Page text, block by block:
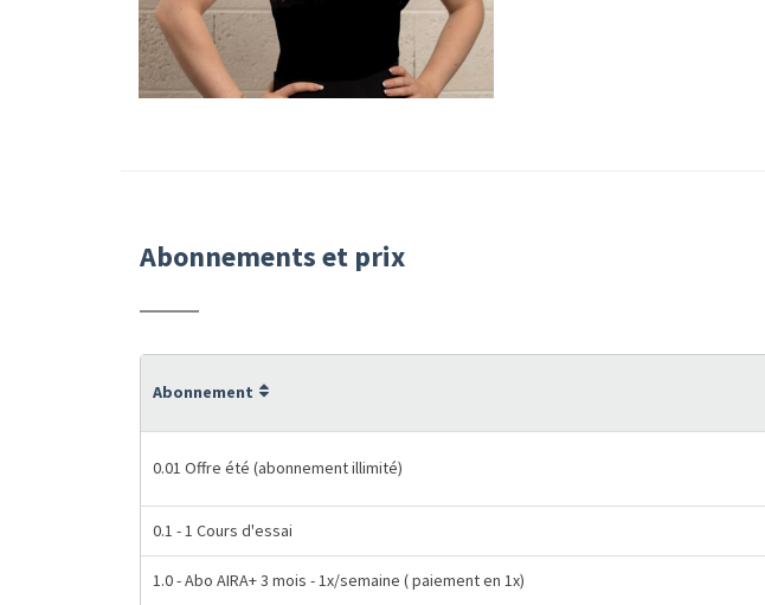
Abonnements et prix
Abonnement
0.01 Offre été (abonnement illimité)
0.1 - 1 Cours d'essai
1.0 - Abo AIRA+ 3 mois - 1x/semaine ( paiement en 1x)